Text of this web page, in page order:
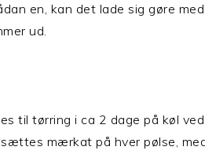
en, kan det lade sig gøre
ud.
til tørring i ca 2 dage på køl
mærkat på hver pølse,